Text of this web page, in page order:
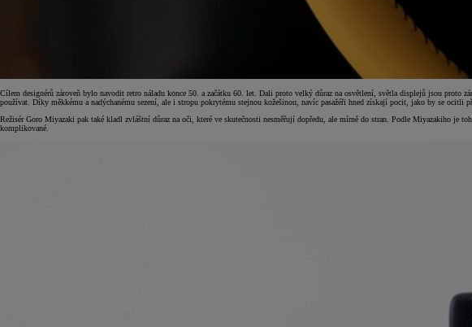
vč. zvýhodnění75 000 Kč
Corolla Hatchback
HYBRID
Cílem designérů zároveň bylo navodit retro náladu konce 50. a začátku 60. let. Dali proto velký důraz na osvětlení, světla displejů jsou proto
používat. Díky měkkému a nadýchanému sezení, ale i stropu pokrytému stejnou kožešinou, navíc pasažéři hned získají pocit, jako by se ocitli
Režisér Goro Miyazaki pak také kladl zvláštní důraz na oči, které ve skutečnosti nesměřují dopředu, ale mírně do stran. Podle Miyazakiho
komplikované.